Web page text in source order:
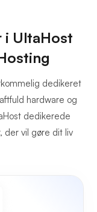
UltaHost
dedikeret
hardware og
dedikerede
der vil gøre dit liv